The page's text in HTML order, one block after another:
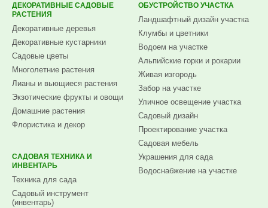
ДЕКОРАТИВНЫЕ САДОВЫЕ
РАСТЕНИЯ
Декоративные деревья
Декоративные кустарники
Садовые цветы
Многолетние растения
Лианы и вьющиеся растения
Экзотические фрукты и овощи
Домашние растения
Флористика и декор
САДОВАЯ ТЕХНИКА И
ИНВЕНТАРЬ
Техника для сада
Садовый инструмент
(инвентарь)
ОБУСТРОЙСТВО УЧАСТКА
Ландшафтный дизайн участка
Клумбы и цветники
Водоем на участке
Альпийские горки и рокарии
Живая изгородь
Забор на участке
Уличное освещение участка
Садовый дизайн
Проектирование участка
Садовая мебель
Украшения для сада
Водоснабжение на участке